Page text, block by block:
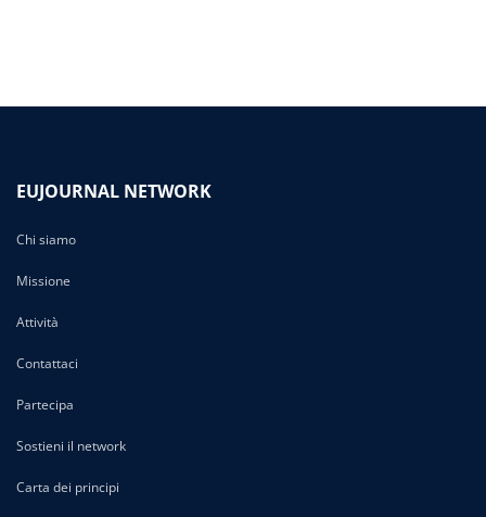
EUJOURNAL NETWORK
Chi siamo
Missione
Attività
Contattaci
Partecipa
Sostieni il network
Carta dei principi